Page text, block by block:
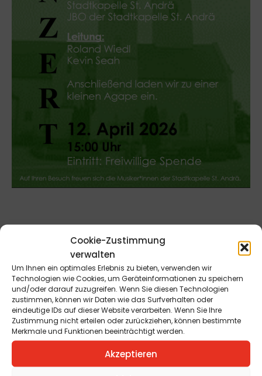
Cookie-Zustimmung
verwalten
Um Ihnen ein optimales Erlebnis zu bieten, verwenden wir
Technologien wie Cookies, um Geräteinformationen zu speichern
und/oder darauf zuzugreifen. Wenn Sie diesen Technologien
zustimmen, können wir Daten wie das Surfverhalten oder
eindeutige IDs auf dieser Website verarbeiten. Wenn Sie Ihre
Zustimmung nicht erteilen oder zurückziehen, können bestimmte
Merkmale und Funktionen beeinträchtigt werden.
Akzeptieren
Bevorstehende
Veranstaltungen
Domkunst II -
Metamorphosen
am 1. Mai 2026 - 31. Oktober